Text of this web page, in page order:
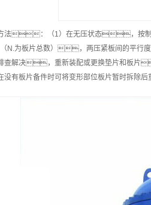
：（1）在无压状态，按制
（N.为板片总数），两压紧板间的平行
查解决，重新装配或更换垫片和板
有板片备件时可将变形部位板片暂时拆